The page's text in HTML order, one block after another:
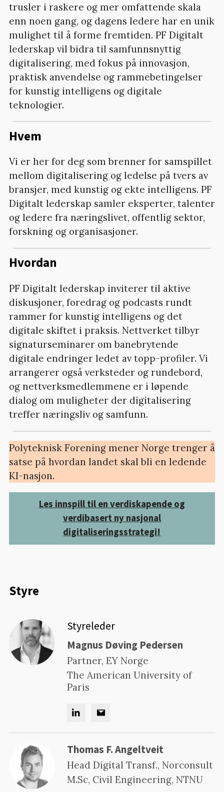
Styre
Styreleder
Magnus Døving Pedersen
Partner, EY Norge
The American University of
Paris
Thomas F. Angeltveit
Head Digital Transf., Norconsult
M.Sc, Civil Engineering, NTNU
trusler i raskere og mer omfattende skala
enn noen gang, og dagens ledere har en unik
mulighet til å forme fremtiden. PF Digitalt
lederskap vil bidra til samfunnsnyttig
digitalisering, med fokus på innovasjon,
praktisk anvendelse og rammebetingelser
for kunstig intelligens og digitale
teknologier.
Hvem
Vi er her for deg som brenner for samspillet
mellom digitalisering og ledelse på tvers av
bransjer, med kunstig og ekte intelligens. PF
Digitalt lederskap samler eksperter, talenter
og ledere fra næringslivet, offentlig sektor,
forskning og organisasjoner.
Hvordan
PF Digitalt lederskap inviterer til aktive
diskusjoner, foredrag og podcasts rundt
rammer for kunstig intelligens og det
digitale skiftet i praksis. Nettverket tilbyr
signaturseminarer om banebrytende
digitale endringer ledet av topp-profiler. Vi
arrangerer også verksteder og rundebord,
og nettverksmedlemmene er i løpende
dialog om muligheter der digitalisering
treffer næringsliv og samfunn.
Polyteknisk Forening mener Norge trenger å
satse på hvordan landet skal bli en ledende
KI-nasjon.
Les innspill til en verdiskapende og
verdibasert ny nasjonal
digitaliseringsstrategi!